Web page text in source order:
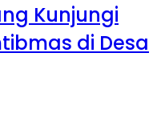
Kunjungi
di Desa